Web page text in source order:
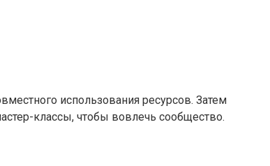
использования ресурсов. Затем
классы, чтобы вовлечь сообщество.